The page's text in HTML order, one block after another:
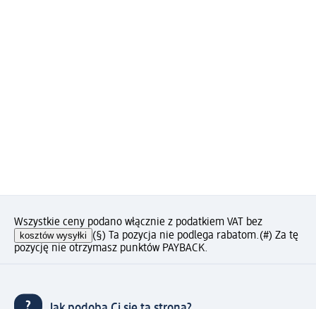
Wszystkie ceny podano włącznie z podatkiem VAT bez
kosztów wysyłki (§) Ta pozycja nie podlega rabatom.(#) Za tę
pozycję nie otrzymasz punktów PAYBACK.